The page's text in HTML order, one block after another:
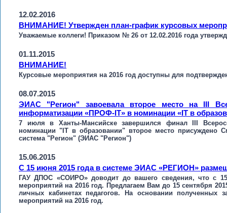
12.02.2016
ВНИМАНИЕ! Утвержден план-график курсовых
Уважаемые коллеги! Приказом № 26 от 12.02.2016 года
01.11.2015
ВНИМАНИЕ!
Курсовые мероприятия на 2016 год доступны для
08.07.2015
ЭИАС "Регион" завоевала второе место на III
информатизации «ПРОФ-IT» в номинации «IT в
7 июля в Ханты-Мансийске завершился финал III
номинации "IT в образовании" второе место присуждено
система "Регион" (ЭИАС "Регион")
15.06.2015
С 15 июня 2015 года в системе ЭИАС «РЕГИОН»
ГАУ ДПОС «СОИРО» доводит до вашего сведения, что с
мероприятий на 2016 год. Предлагаем Вам до 15 сентября
личных кабинетах педагогов. На основании полученных
мероприятий на 2016 год.